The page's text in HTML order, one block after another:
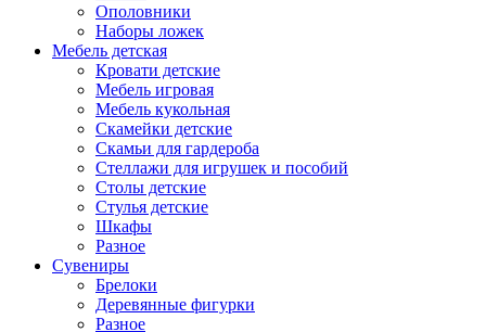
Ополовники
Наборы ложек
Мебель детская
Кровати детские
Мебель игровая
Мебель кукольная
Скамейки детские
Скамьи для гардероба
Стеллажи для игрушек и пособий
Столы детские
Стулья детские
Шкафы
Разное
Сувениры
Брелоки
Деревянные фигурки
Разное